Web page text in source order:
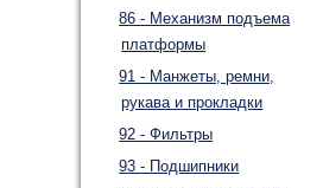
86 - Механизм подъема
платформы
91 - Манжеты, ремни,
рукава и прокладки
92 - Фильтры
93 - Подшипники